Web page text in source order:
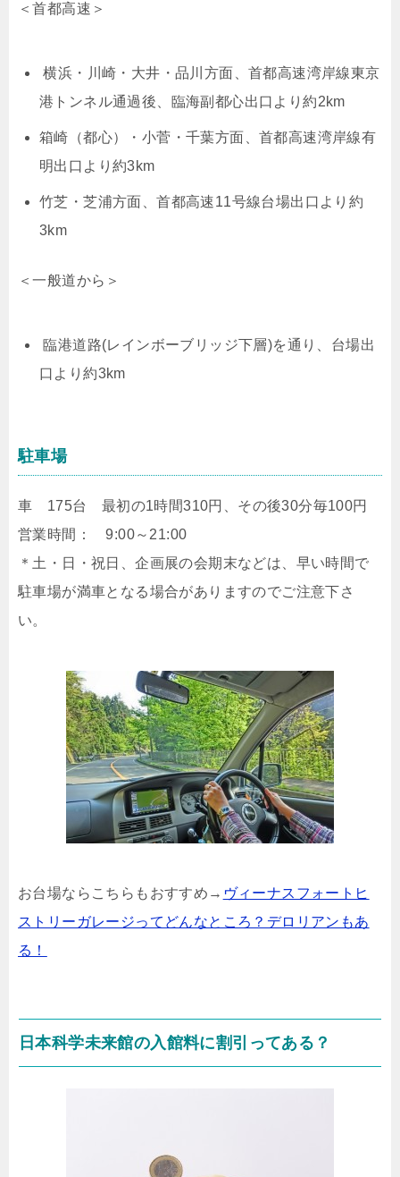
＜首都高速＞
横浜・川崎・大井・品川方面、首都高速湾岸線東京
港トンネル通過後、臨海副都心出口より約2km
箱崎（都心）・小菅・千葉方面、首都高速湾岸線有
明出口より約3km
竹芝・芝浦方面、首都高速11号線台場出口より約
3km
＜一般道から＞
臨港道路(レインボーブリッジ下層)を通り、台場出
口より約3km
駐車場
車 175台 最初の1時間310円、その後30分毎100円
営業時間： 9:00～21:00
＊土・日・祝日、企画展の会期末などは、早い時間で
駐車場が満車となる場合がありますのでご注意下さ
い。
お台場ならこちらもおすすめ→ ヴィーナスフォートヒ
ストリーガレージってどんなところ？デロリアンもあ
る！
日本科学未来館の入館料に割引ってある？